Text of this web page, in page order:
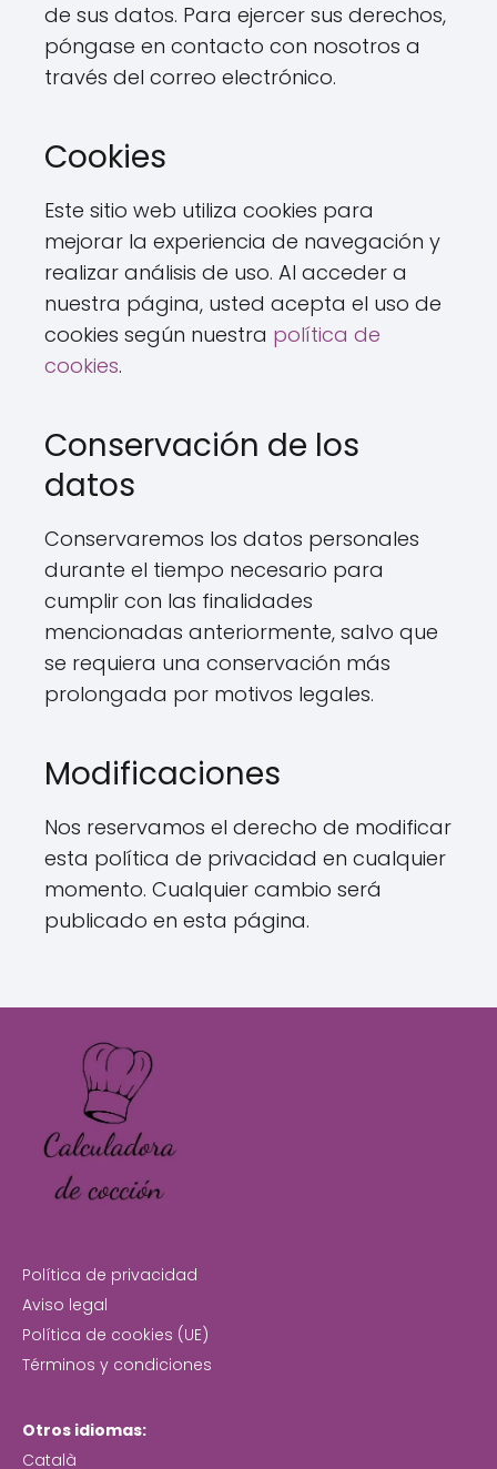
de sus datos. Para ejercer sus derechos,
póngase en contacto con nosotros a
través del correo electrónico.
Cookies
Este sitio web utiliza cookies para
mejorar la experiencia de navegación y
realizar análisis de uso. Al acceder a
nuestra página, usted acepta el uso de
cookies según nuestra política de
cookies.
Conservación de los
datos
Conservaremos los datos personales
durante el tiempo necesario para
cumplir con las finalidades
mencionadas anteriormente, salvo que
se requiera una conservación más
prolongada por motivos legales.
Modificaciones
Nos reservamos el derecho de modificar
esta política de privacidad en cualquier
momento. Cualquier cambio será
publicado en esta página.
Política de privacidad
Aviso legal
Política de cookies (UE)
Términos y condiciones
Otros idiomas:
Català